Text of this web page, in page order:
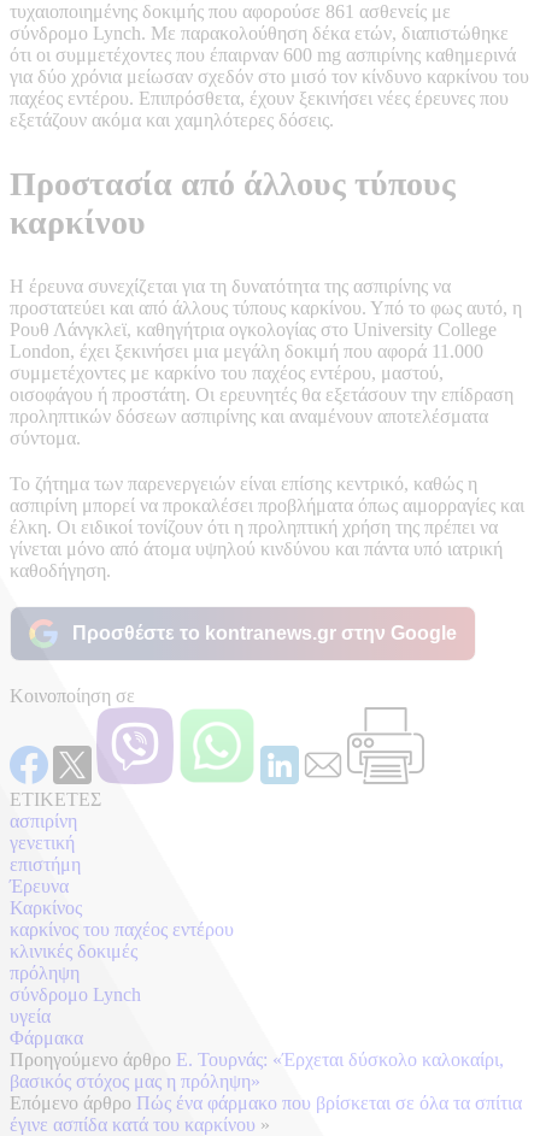
τυχαιοποιημένης δοκιμής που αφορούσε 861 ασθενείς με
σύνδρομο Lynch. Με παρακολούθηση δέκα ετών, διαπιστώθηκε
ότι οι συμμετέχοντες που έπαιρναν 600 mg ασπιρίνης καθημερινά
για δύο χρόνια μείωσαν σχεδόν στο μισό τον κίνδυνο καρκίνου του
παχέος εντέρου. Επιπρόσθετα, έχουν ξεκινήσει νέες έρευνες που
εξετάζουν ακόμα και χαμηλότερες δόσεις.
Προστασία από άλλους τύπους
καρκίνου
Η έρευνα συνεχίζεται για τη δυνατότητα της ασπιρίνης να
προστατεύει και από άλλους τύπους καρκίνου. Υπό το φως αυτό, η
Ρουθ Λάνγκλεϊ, καθηγήτρια ογκολογίας στο University College
London, έχει ξεκινήσει μια μεγάλη δοκιμή που αφορά 11.000
συμμετέχοντες με καρκίνο του παχέος εντέρου, μαστού,
οισοφάγου ή προστάτη. Οι ερευνητές θα εξετάσουν την επίδραση
προληπτικών δόσεων ασπιρίνης και αναμένουν αποτελέσματα
σύντομα.
Το ζήτημα των παρενεργειών είναι επίσης κεντρικό, καθώς η
ασπιρίνη μπορεί να προκαλέσει προβλήματα όπως αιμορραγίες και
έλκη. Οι ειδικοί τονίζουν ότι η προληπτική χρήση της πρέπει να
γίνεται μόνο από άτομα υψηλού κινδύνου και πάντα υπό ιατρική
καθοδήγηση.
Προσθέστε το kontranews.gr στην Google
Κοινοποίηση σε
ΕΤΙΚΕΤΕΣ
ασπιρίνη
γενετική
επιστήμη
Έρευνα
Καρκίνος
καρκίνος του παχέος εντέρου
κλινικές δοκιμές
πρόληψη
σύνδρομο Lynch
υγεία
Φάρμακα
Προηγούμενο άρθρο Ε. Τουρνάς: «Έρχεται δύσκολο καλοκαίρι,
βασικός στόχος μας η πρόληψη»
Επόμενο άρθρο Πώς ένα φάρμακο που βρίσκεται σε όλα τα σπίτια
έγινε ασπίδα κατά του καρκίνου »